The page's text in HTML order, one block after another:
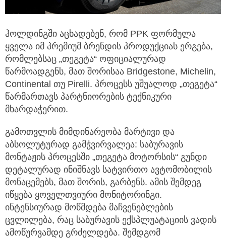
ჰოლდინგში აცხადებენ, რომ PPK ფორმულა
ყველა იმ პრემიუმ ბრენდის პროდუქციას ერგება,
რომლებსაც „თეგეტა“ ოფიციალურად
წარმოადგენს, მათ შორისაა Bridgestone, Michelin,
Continental თუ Pirelli. პროცესს უშუალოდ „თეგეტა“
წარმართავს პარტნიორების ტექნიკური
მხარდაჭერით.
გამოთვლის მიმდინარეობა მარტივი და
აბსოლუტურად გამჭვირვალეა: საბურავის
მონტაჟის პროცესში „თეგეტა მოტორსის“ გუნდი
დეტალურად ინიშნავს სატვირთო ავტომობილის
მონაცემებს, მათ შორის, გარბენს. ამის შემდეგ
იწყება ყოველთვიური მონიტორინგი.
ინტენსიურად მოწმდება მაჩვენებლების
ცვლილება, რაც საბურავის ექსპლუატაციის ვადის
ამოწურვამდე გრძელდება. შემდგომ